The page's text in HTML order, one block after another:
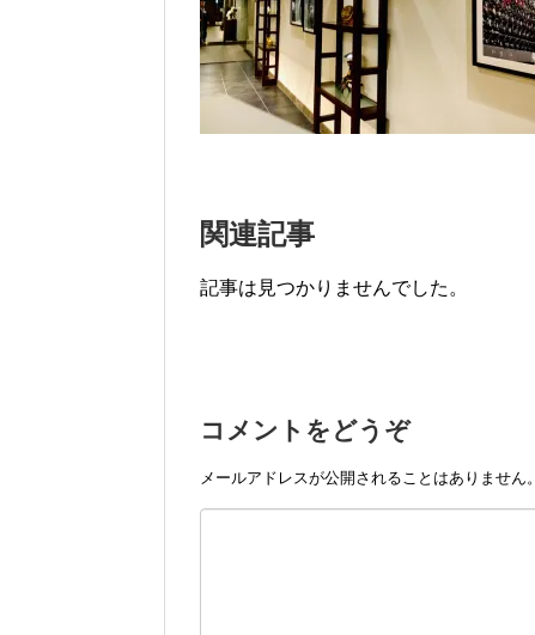
関連記事
記事は見つかりませんでした。
コメントをどうぞ
メールアドレスが公開されることはありません。